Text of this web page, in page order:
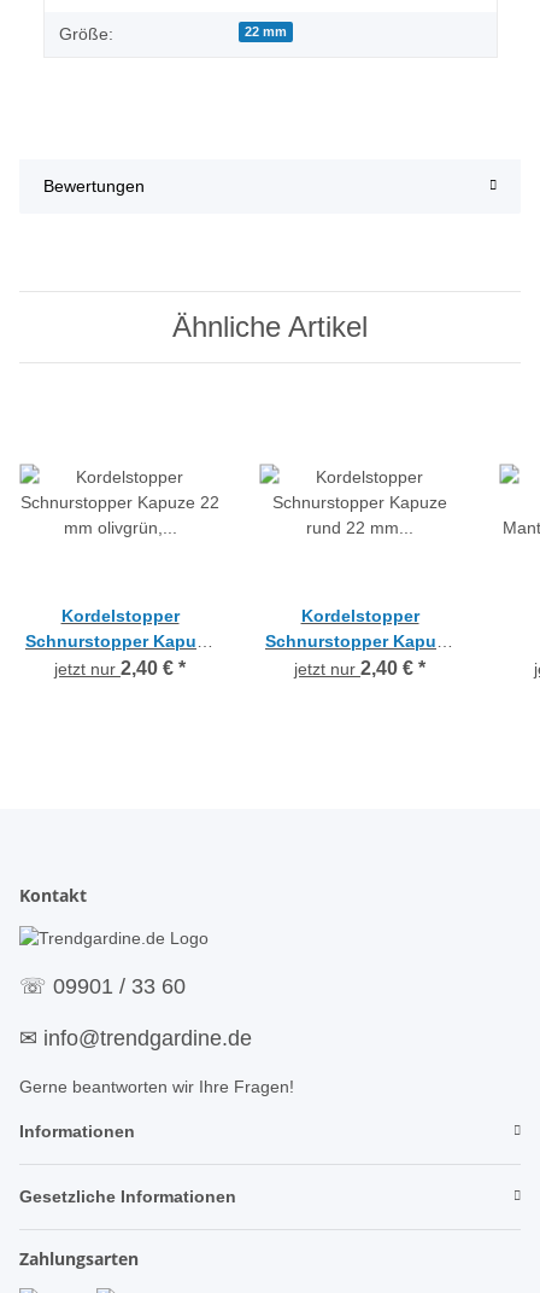
Größe: 22 mm
Bewertungen
Ähnliche Artikel
Kordelstopper
Schnurstopper Kapuze
22 mm olivgrün, per 2
jetzt nur 2,40 € *
Kordelstopper
Schnurstopper Kapuze
rund 22 mm olivgrün,
jetzt nur 2,40 € *
Kontakt
☏ 09901 / 33 60
✉ info@trendgardine.de
Gerne beantworten wir Ihre Fragen!
Informationen
Gesetzliche Informationen
Zahlungsarten